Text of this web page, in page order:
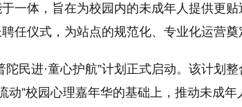
一体，旨在为校园内的未成年人提供更
任仪式，为站点的规范化、专业化运营奠
陀民进·童心护航”计划正式启动。该计划
动”校园心理嘉年华的基础上，推动未成